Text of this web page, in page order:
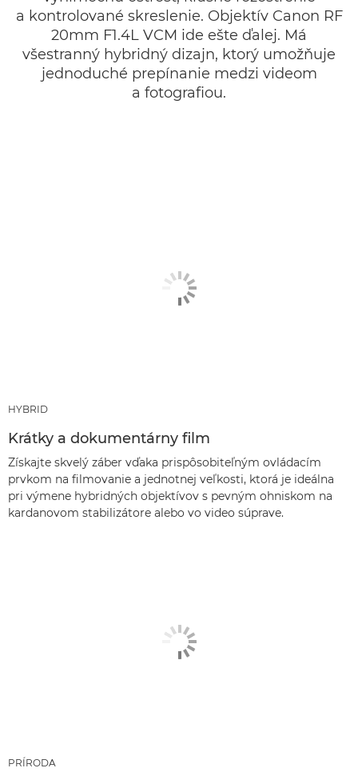
a kontrolované skreslenie. Objektív Canon RF
20mm F1.4L VCM ide ešte ďalej. Má
všestranný hybridný dizajn, ktorý umožňuje
jednoduché prepínanie medzi videom
a fotografiou.
HYBRID
Krátky a dokumentárny film
Získajte skvelý záber vďaka prispôsobiteľným ovládacím
prvkom na filmovanie a jednotnej veľkosti, ktorá je ideálna
pri výmene hybridných objektívov s pevným ohniskom na
kardanovom stabilizátore alebo vo video súprave.
PRÍRODA